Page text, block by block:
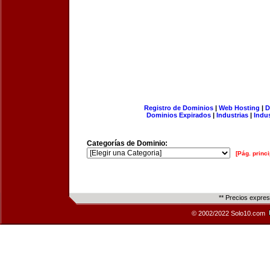
Registro de Dominios| Web Hosting |
Dominios Expirados | Industrias |
Categorías de Dominio:
[Pág.
** Precios
© 2002/2022 Solo10.com